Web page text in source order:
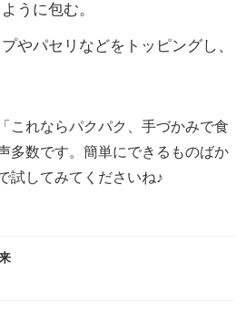
うに包む。
やパセリなどをトッピングし、
これならパクパク、手づかみで食
多数です。簡単にできるものばか
試してみてくださいね♪